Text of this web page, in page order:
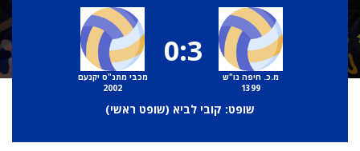
מ.כ. חיפה נו"ש
1399
0:3
מכבי מתנ"ס יקנעם
2002
שופט: קובי לביא (שופט ראשי)